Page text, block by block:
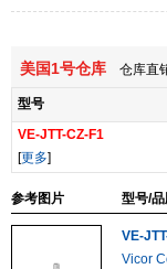
美国1号仓库 仓库直
型号
VE-JTT-CZ-F1
[更多]
参考图片 型号/
VE-
Vicor